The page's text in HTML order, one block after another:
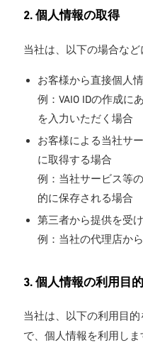
2. 個人情報の取得
当社は、以下の場合など
お客様から直接個人
例：VAIO IDの作成に
を入力いただく場合
お客様による当社サ
に取得する場合
例：当社サービス等
的に保存される場合
第三者から提供を受
例：当社の代理店か
3. 個人情報の利用目的
当社は、以下の利用目
で、個人情報を利用しま